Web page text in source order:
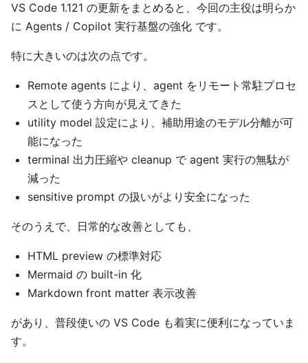
VS Code 1.121 の更新をまとめると、今回の主役は明らか
に Agents / Copilot 実行基盤の強化 です。
特に大きいのは次の点です。
Remote agents により、agent をリモート常駐プロセ
スとして使う方向が見えてきた
utility model 設定により、補助用途のモデル分離が可
能になった
terminal 出力圧縮や cleanup で agent 実行の無駄が
減った
sensitive prompt の扱いがより安全になった
そのうえで、日常的な改善としても、
HTML preview の標準対応
Mermaid の built-in 化
Markdown front matter 表示改善
があり、普段使いの VS Code も着実に便利になっていま
す。